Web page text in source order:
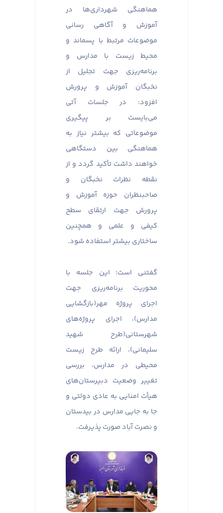
هماهنگی شهرداری‌ها در
آموزش و آگاهی رسانی
موضوعات مرتبط با پسماند و
محیط زیست با مدارس و
برنامه‌ریزی جهت تجلیل از
نخبگان آموزش و پرورش
افزود: در جلسات آتی
می‌بایست بر پیگیری
موضوعاتی که بیشتر نیاز به
هماهنگی بین دستگاهی
خواهند داشت تأکید گردد و از
نقطه نظرات نخبگان و
صاحبنظران حوزه آموزش و
پرورش جهت ارتقای سطح
کیفی و علمی و همچنین
ساختاری بیشتر استفاده شود.
گفتنی است؛ این جلسه با
محوریت برنامه‌ریزی جهت
اجرای پروژه مهر(بازگشایی
مدارس)، اجرای پروژه‌های
شهرستانی(طرح شهید
سلیمانی)، ارائه طرح زیست
محیطی در مدارس، بررسی
تغییر وضعیت دبیرستان‌‌های
هیأت امنایی به عادی دولتی و
جا به جایی مدارس در بیدستان
و نصرت آباد صورت پذیرفت.